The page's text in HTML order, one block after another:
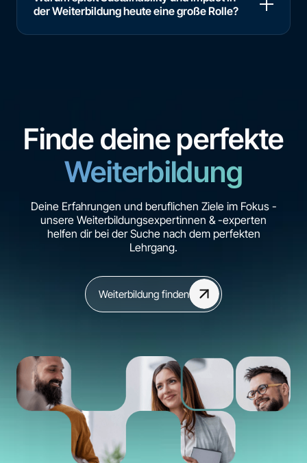
der Weiterbildung heute eine große Rolle?
Finde deine perfekte
Weiterbildung
Deine Erfahrungen und beruflichen Ziele im Fokus -
unsere Weiterbildungsexpertinnen & -experten
helfen dir bei der Suche nach dem perfekten
Lehrgang.
Weiterbildung finden